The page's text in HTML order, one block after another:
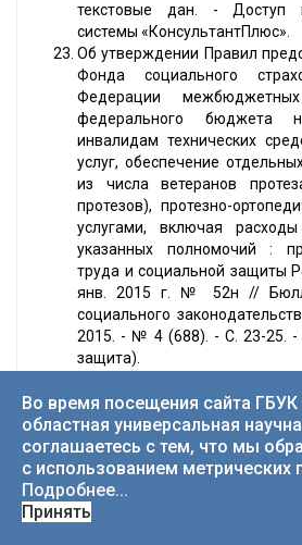
текстовые дан. - Доступ
системы «КонсультантПлюс».
Об утверждении Правил
Фонда социального
Федерации
федерального бюджета
инвалидам технических
услуг, обеспечение
из числа ветеранов
протезов), протезно-
услугами, включая
указанных полномочий :
труда и социальной защиты
янв. 2015 г. № 52н //
социального
2015. - № 4 (688). - С. 23-25. -
защита).
Нормативные
Новгородской
О дополнительных мерах
Во время посещения сайта
областная универсальная
соглашаетесь с тем, что мы
с использованием метрических
Подробнее...
Принять